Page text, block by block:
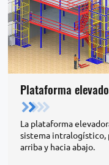
Plataforma
La plataforma
sistema intralogístico,
arriba y hacia abajo.